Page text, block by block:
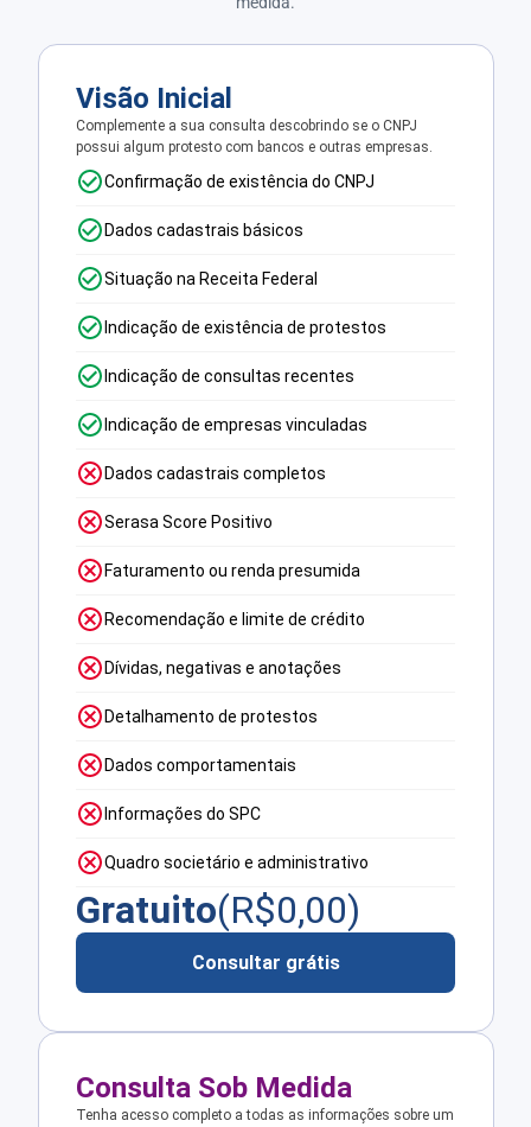
Visão Inicial
Complemente a sua consulta descobrindo se o CNPJ
possui algum protesto com bancos e outras empresas.
Confirmação de existência do CNPJ
Dados cadastrais básicos
Situação na Receita Federal
Indicação de existência de protestos
Indicação de consultas recentes
Indicação de empresas vinculadas
Dados cadastrais completos
Serasa Score Positivo
Faturamento ou renda presumida
Recomendação e limite de crédito
Dívidas, negativas e anotações
Detalhamento de protestos
Dados comportamentais
Informações do SPC
Quadro societário e administrativo
Gratuito(R$0,00)
Consultar grátis
Consulta Sob Medida
Tenha acesso completo a todas as informações sobre um